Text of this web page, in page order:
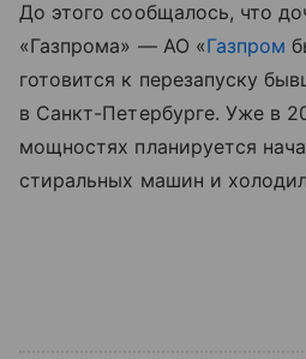
До этого сообщалось, что
«Газпрома» — АО «Газпром
готовится к перезапуску
в Санкт-Петербурге. Уже в
мощностях планируется
стиральных машин и